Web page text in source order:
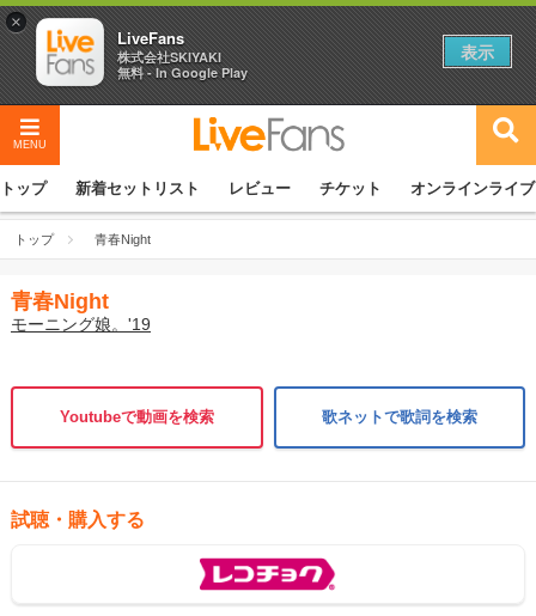
MENU
トップ 新着セットリスト レビュー チケット オンラインライブ
トップ 青春Night
青春Night
モーニング娘。'19
Youtubeで動画を検索 歌ネットで歌詞を検索
試聴・購入する
×
LiveFans
株式会社SKIYAKI
無料 - In Google Play
表示